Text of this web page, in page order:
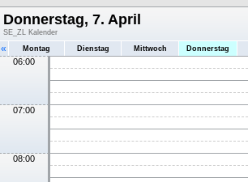
Donnerstag, 7. April
SE_ZL Kalender
« Montag Dienstag Mittwoch Donnerstag
06:00
07:00
08:00